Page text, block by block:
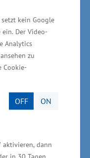
kein Google
Der Video-
Analytics
zu
Cookie-
OFF ON
aktivieren, dann
in 30 Tagen
bewilligt.
von
sind 39
und
Prozent war
Prozent gingen
ca. 10 Prozent
und